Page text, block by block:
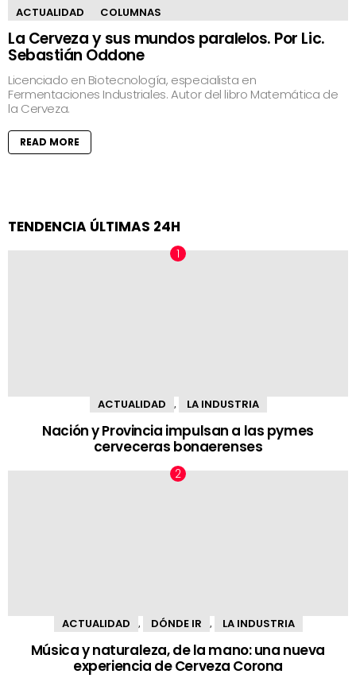
ACTUALIDAD COLUMNAS
La Cerveza y sus mundos paralelos. Por Lic.
Sebastián Oddone
Licenciado en Biotecnología, especialista en
Fermentaciones Industriales. Autor del libro Matemática de
la Cerveza.
READ MORE
TENDENCIA ÚLTIMAS 24H
ACTUALIDAD , LA INDUSTRIA
Nación y Provincia impulsan a las pymes
cerveceras bonaerenses
ACTUALIDAD , DÓNDE IR , LA INDUSTRIA
Música y naturaleza, de la mano: una nueva
experiencia de Cerveza Corona